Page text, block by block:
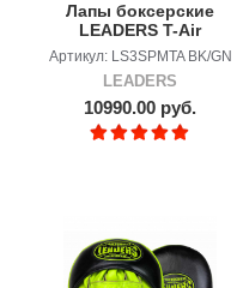
Лапы боксерские
LEADERS T-Air
Артикул: LS3SPMTA BK/GN
LEADERS
10990.00 руб.